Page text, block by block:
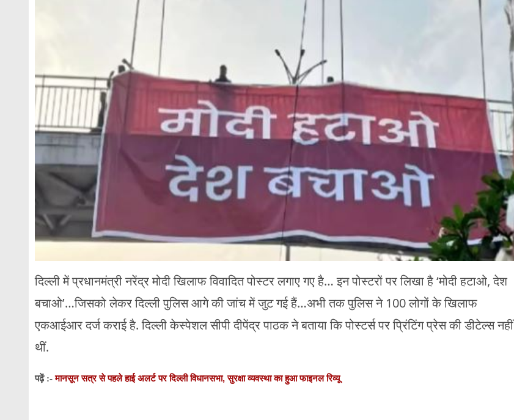
दिल्ली में प्रधानमंत्री नरेंद्र मोदी खिलाफ विवादित पोस्टर लगाए गए है… इन पोस्टरों पर लिखा है ‘मोदी हटाओ, देश
बचाओ’…जिसको लेकर दिल्ली पुलिस आगे की जांच में जुट गई हैं…अभी तक पुलिस ने 100 लोगों के खिलाफ
एकआईआर दर्ज कराई है. दिल्ली केस्पेशल सीपी दीपेंद्र पाठक ने बताया कि पोस्टर्स पर प्रिंटिंग प्रेस की डीटेल्स नहीं
थीं.
पढ़ें :-मानसून सत्र से पहले हाई अलर्ट पर दिल्ली विधानसभा, सुरक्षा व्यवस्था का हुआ फाइनल रिव्यू